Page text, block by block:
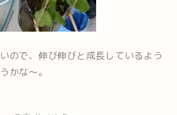
ので、伸び伸びと成長しているよう
かな～。